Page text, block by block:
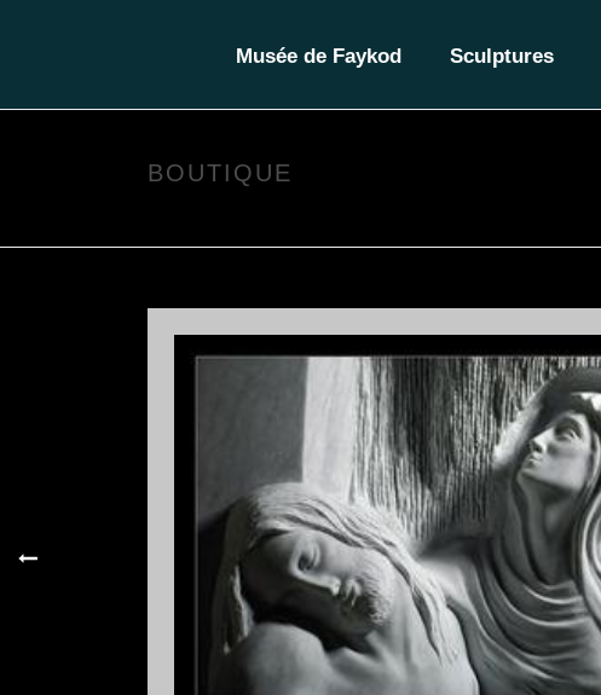
Musée de Faykod Sculptures
BOUTIQUE